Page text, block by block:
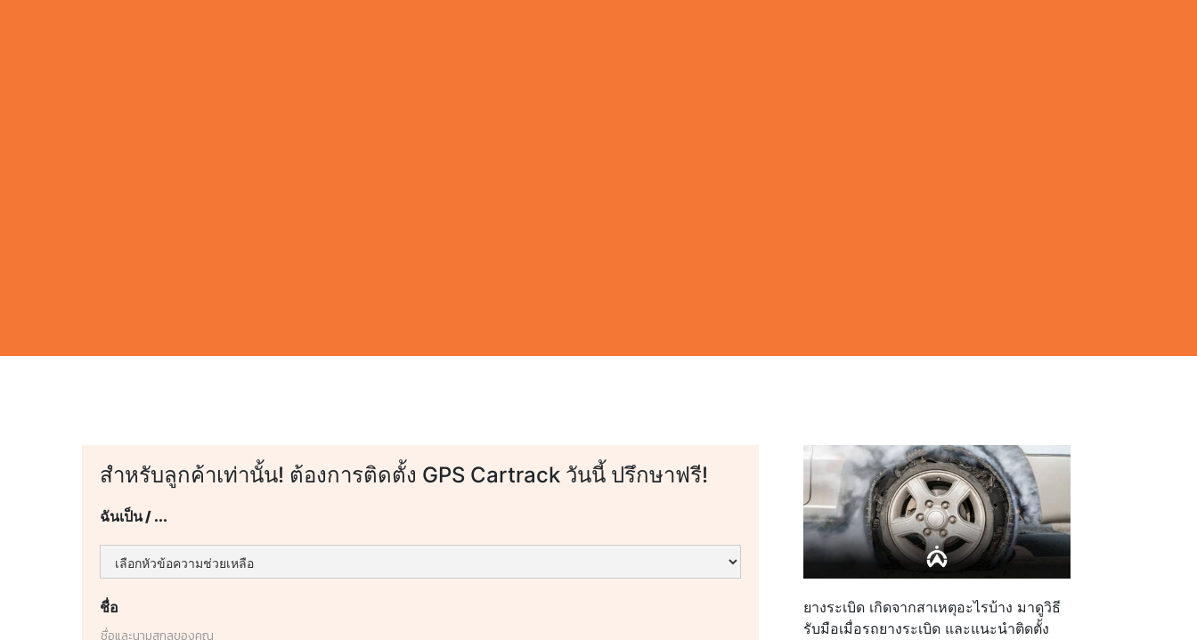
สำหรับลูกค้าเท่านั้น! ต้องการติดตั้ง GPS Cartrack วันนี้ ปรึกษาฟรี!
ฉันเป็น / ...
ชื่อ
ยางระเบิด เกิดจากสาเหตุอะไรบ้าง มาดูวิธี
รับมือเมื่อรถยางระเบิด และแนะนำติดตั้ง